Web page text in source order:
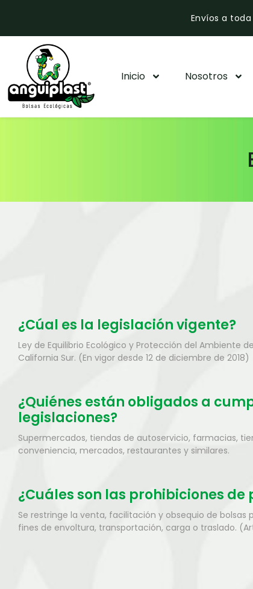
Envíos a
Inicio Nosotros
¿Cúal es la legislación vigente?
Ley de Equilibrio Ecológico y Protección del Ambiente
California Sur. (En vigor desde 12 de diciembre de 2018)
¿Quiénes están obligados a
legislaciones?
Supermercados, tiendas de autoservicio, farmacias,
conveniencia, mercados, restaurantes y similares.
¿Cuáles son las prohibiciones de
Se restringe la venta, facilitación y obsequio de bolsas
fines de envoltura, transportación, carga o traslado.